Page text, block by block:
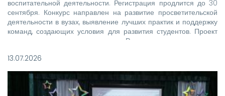
воспитательной деятельности. Регистрация продлится до 30
сентября. Конкурс направлен на развитие просветительской
деятельности в вузах, выявление лучших практик и поддержку
команд, создающих условия для развития студентов. Проект
реализуется при поддержке Росмолодежи в рамках
13.07.2026